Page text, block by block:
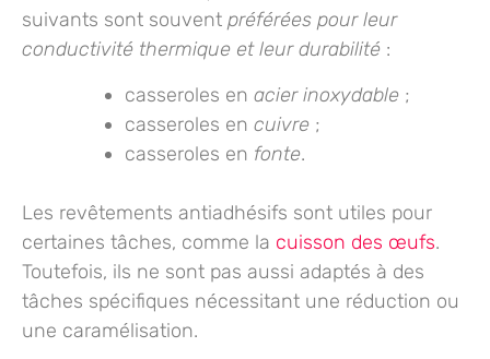
suivants sont souvent préférées pour leur
conductivité thermique et leur durabilité :
casseroles en acier inoxydable ;
casseroles en cuivre ;
casseroles en fonte.
Les revêtements antiadhésifs sont utiles pour
certaines tâches, comme la cuisson des œufs.
Toutefois, ils ne sont pas aussi adaptés à des
tâches spécifiques nécessitant une réduction ou
une caramélisation.